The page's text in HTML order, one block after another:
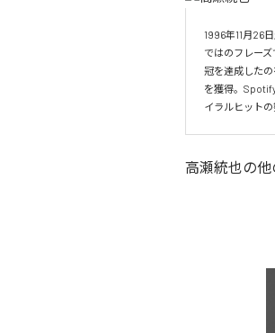
1996年11月26
ではのフレー
冠を達成した
を獲得。
イラルヒット
高瀬統也の